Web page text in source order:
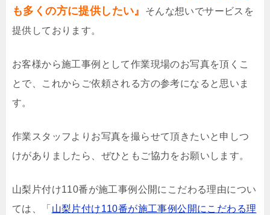
も多くの方に提供したい』
そんな想いでサービスを
提供しております。
お客様から施工事例として作業現場のお写真を頂くこ
とで、これからご依頼される方の参考になると思いま
す。
作業スタッフよりお写真を撮らせて頂きたいと申しつ
けがありましたら、ぜひともご協力をお願いします。
山梨片付け110番が施工事例公開にこだわる理由につい
ては、「 山梨片付け110番が施工事例公開にこだわる理